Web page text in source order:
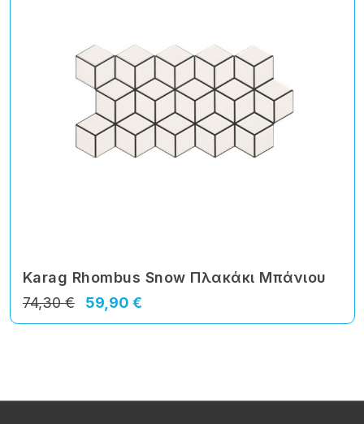
Karag Rhombus Snow Πλακάκι Μπάνιου
59,90 €
74,30 €